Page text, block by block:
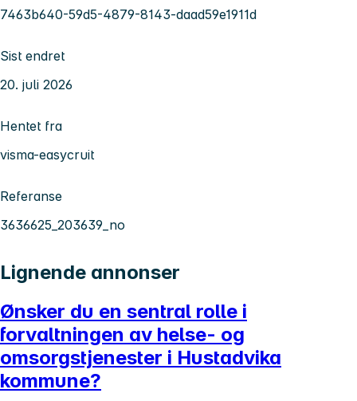
7463b640-59d5-4879-8143-daad59e1911d
Sist endret
20. juli 2026
Hentet fra
visma-easycruit
Referanse
3636625_203639_no
Lignende annonser
Ønsker du en sentral rolle i
forvaltningen av helse- og
omsorgstjenester i Hustadvika
kommune?